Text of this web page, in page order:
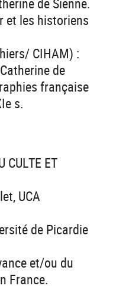
de Sienne.
et les historiens
CIHAM) :
de
française
s.
CULTE ET
UCA
de Picardie
et/ou du
France.